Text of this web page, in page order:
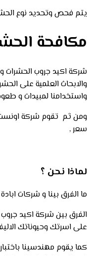
يتم فحص وتحديد نوع
مكافحة
والابحاث العلمية على
واستخدامنا لمبيدات و طعوم المانية 100% انت فى امان تام لذلك تقوم شركة اونست بعد القيام بعملية مكافحة الحشرات
ومن ثم تقوم شركة اونست
سعر ,
لماذا نحن ؟
ما الفرق بينا و شركات
الفرق بين شركة اكيد جروب
على اسرتك وحيوناتك
كما يقوم مهندسينا